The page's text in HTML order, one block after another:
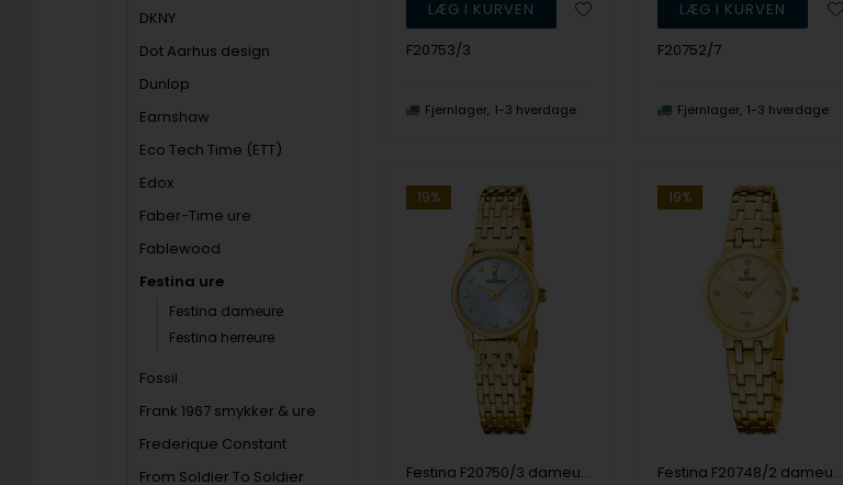
DKNY
Dot Aarhus design
Dunlop
Earnshaw
Eco Tech Time (ETT)
Edox
Faber-Time ure
Fablewood
Festina ure
Festina dameure
Festina herreure
Fossil
Frank 1967 smykker & ure
Frederique Constant
From Soldier To Soldier
F20753/3
Fjernlager 1-3 hverdage
F20752/7
Fjernlager 1-3 hverdage
19%
Festina F20750/3 dameur Mademoiselle 23mm 5ATM
19%
Festina F20748/2 dameur Mademoiselle 23mm 5ATM